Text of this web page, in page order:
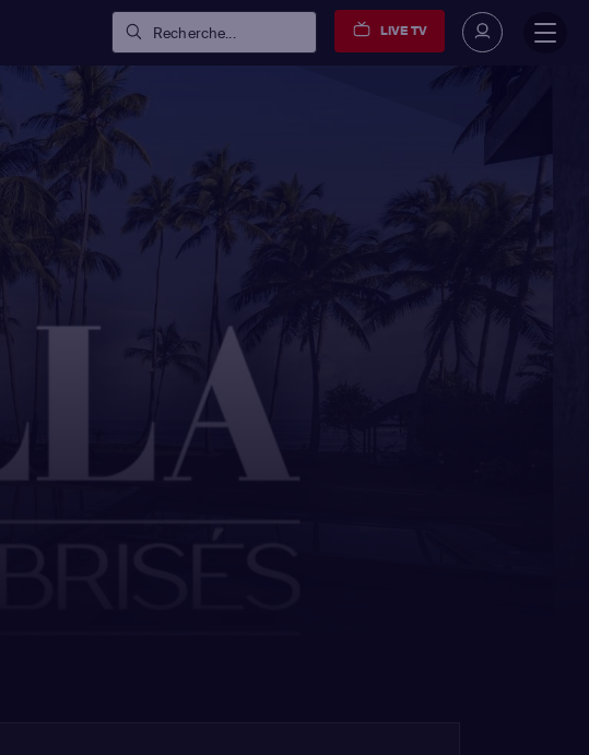
Recherche... LIVE TV